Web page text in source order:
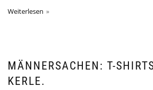
Weiterlesen
MÄNNERSACHEN: T-
KERLE.